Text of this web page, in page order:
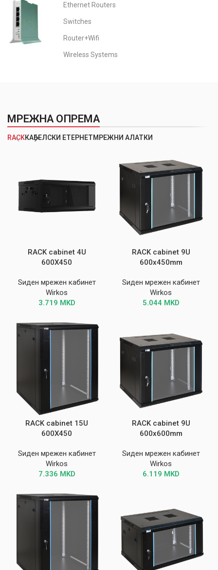
Ethernet Routers
Switches
Router+Wifi
Wireless Systems
МРЕЖНА ОПРЕМА
RACKКАБЕЛСКИ ЕТЕРНЕТМРЕЖНИ АЛАТКИ
RACK cabinet 4U
600X450
Ѕиден мрежен кабинет
Wirkos
3.719 MKD
RACK cabinet 9U
600x450mm
Ѕиден мрежен кабинет
Wirkos
5.044 MKD
RACK cabinet 15U
600X450
Ѕиден мрежен кабинет
Wirkos
7.336 MKD
RACK cabinet 9U
600x600mm
Ѕиден мрежен кабинет
Wirkos
6.119 MKD